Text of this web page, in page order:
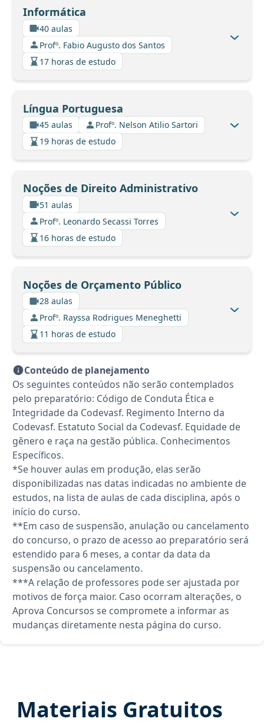
Informática
40 aulas
Profº. Fabio Augusto dos Santos
17 horas de estudo
Língua Portuguesa
45 aulas
Profº. Nelson Atilio Sartori
19 horas de estudo
Noções de Direito Administrativo
51 aulas
Profº. Leonardo Secassi Torres
16 horas de estudo
Noções de Orçamento Público
28 aulas
Profº. Rayssa Rodrigues Meneghetti
11 horas de estudo
Conteúdo de planejamento
Os seguintes conteúdos não serão contemplados
pelo preparatório: Código de Conduta Ética e
Integridade da Codevasf. Regimento Interno da
Codevasf. Estatuto Social da Codevasf. Equidade de
gênero e raça na gestão pública. Conhecimentos
Específicos.
*Se houver aulas em produção, elas serão
disponibilizadas nas datas indicadas no ambiente de
estudos, na lista de aulas de cada disciplina, após o
início do curso.
**Em caso de suspensão, anulação ou cancelamento
do concurso, o prazo de acesso ao preparatório será
estendido para 6 meses, a contar da data da
suspensão ou cancelamento.
***A relação de professores pode ser ajustada por
motivos de força maior. Caso ocorram alterações, o
Aprova Concursos se compromete a informar as
mudanças diretamente nesta página do curso.
Materiais Gratuitos